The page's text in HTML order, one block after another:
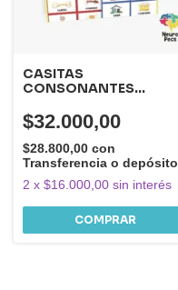
CASITAS
CONSONANTES
$32.000,00
$28.800,00 con
Transferencia o depósito
2 x $16.000,00 sin interés